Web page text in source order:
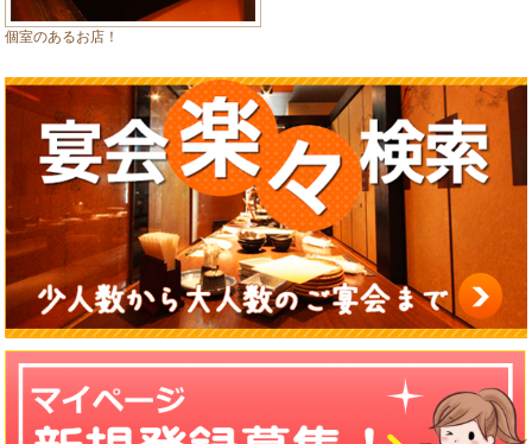
個室のあるお店！